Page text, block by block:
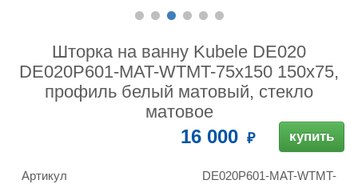
Шторка на ванну Kubele DE020
DE020P601-MAT-WTMT-75х150 150х75,
профиль белый матовый, стекло
матовое
16 000 купить
Артикул
DE020P601-MAT-WTMT-